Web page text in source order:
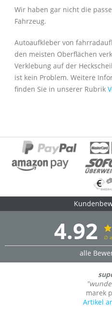
Wir haben gar nicht die
Fahrzeug.
Autoaufkleber von
den meisten Oberflächen
Verklebung auf der
ist kein Problem. Weitere
finden Sie in unserer Rubrik
4.92 ∅
alle
marek
Artikel